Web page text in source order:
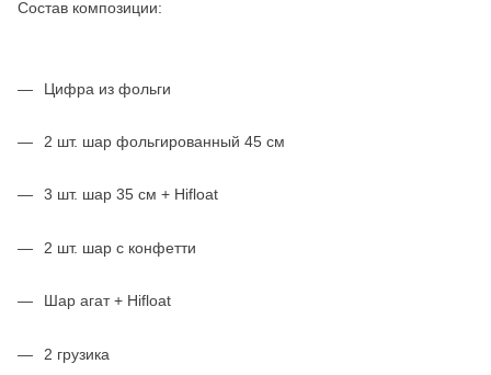
Состав композиции:
Цифра из фольги
2 шт. шар фольгированный 45 см
3 шт. шар 35 см + Hifloat
2 шт. шар с конфетти
Шар агат + Hifloat
2 грузика